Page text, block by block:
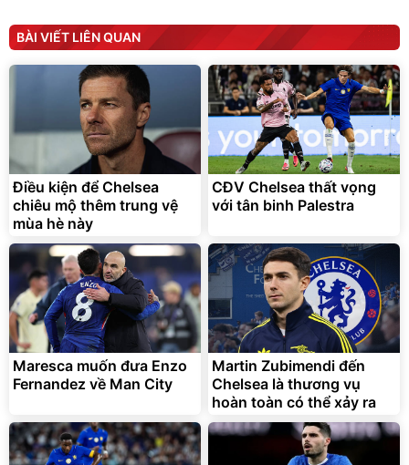
Flash Sale
Lót ghế ôtô, nâng lưng
chống nóng giúp thoải mái
trong di chuyển
295.000đ
Đã bán nhiều
BÀI VIẾT LIÊN QUAN
Điều kiện để Chelsea
chiêu mộ thêm trung vệ
mùa hè này
CĐV Chelsea thất vọng
với tân binh Palestra
Maresca muốn đưa Enzo
Fernandez về Man City
Martin Zubimendi đến
Chelsea là thương vụ
hoàn toàn có thể xảy ra